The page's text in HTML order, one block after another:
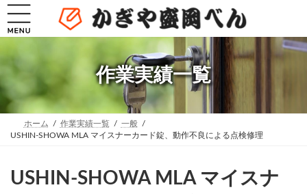
コ
テ
へ
ッ
プ
ナ
ゲ
ョ
移
動
作業実績一覧
ホーム 作業実績一覧
一般
USHIN-SHOWA MLA マイスナーカード錠、動作不良による点検修理
USHIN-SHOWA MLA マイスナ